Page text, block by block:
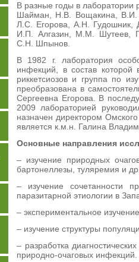
В разные годы в
Шайман, Н.В. Вощакина, В.И.
Л.С. Егорова, А.Н. Гудошник,
И.П. Алгазин, М.М. Шутеев,
С.Н. Шпынов.
В 1982 г. лаборатория
инфекций, в состав
риккетсиозов и группа по
преобразована в
Сергеевна Егорова. В
2009 лабораторией
назначен директором
является к.м.н. Галина
Основные направления
– изучение природных
бартонеллезы, туляремия и
– изучение сочетанности
паразитарной этиологии в
– экспериментальное
– изучение структуры
– разработка
природно-очаговых инфекций.